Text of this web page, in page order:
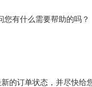
有什么需要帮助的吗？
的订单状态，并尽快给